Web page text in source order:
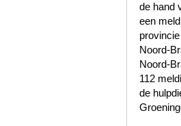
de hand
een
Noord-
Noord-
112
de